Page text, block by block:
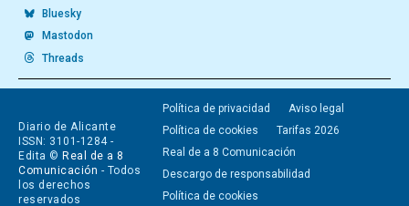
Bluesky
Mastodon
Threads
Diario de Alicante
ISSN: 3101-1284 -
Edita © Real de a 8
Comunicación - Todos
los derechos
reservados
Política de privacidad
Aviso legal
Política de cookies
Tarifas 2026
Real de a 8 Comunicación
Descargo de responsabilidad
Política de cookies